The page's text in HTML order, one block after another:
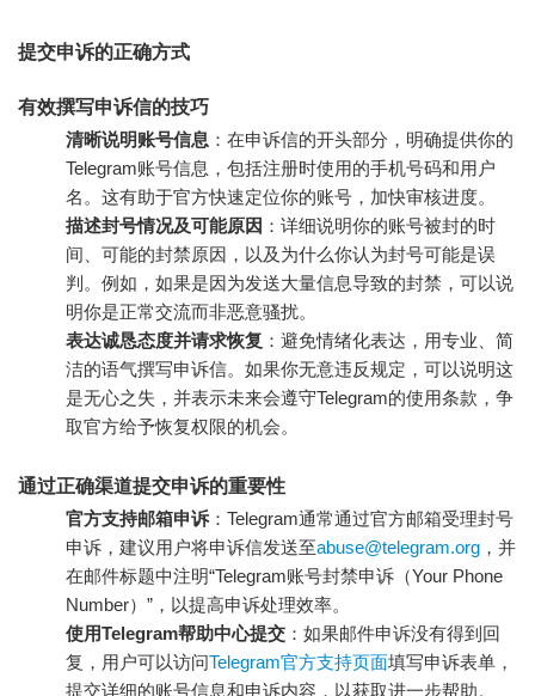
提交申诉的正确方式
有效撰写申诉信的技巧
清晰说明账号信息 ：在申诉信的开头部分，明确提供你的
Telegram账号信息，包括注册时使用的手机号码和用户
名。这有助于官方快速定位你的账号，加快审核进度。
描述封号情况及可能原因 ：详细说明你的账号被封的时
间、可能的封禁原因，以及为什么你认为封号可能是误
判。例如，如果是因为发送大量信息导致的封禁，可以说
明你是正常交流而非恶意骚扰。
表达诚恳态度并请求恢复 ：避免情绪化表达，用专业、简
洁的语气撰写申诉信。如果你无意违反规定，可以说明这
是无心之失，并表示未来会遵守Telegram的使用条款，争
取官方给予恢复权限的机会。
通过正确渠道提交申诉的重要性
官方支持邮箱申诉：Telegram通常通过官方邮箱受理封号
申诉，建议用户将申诉信发送至abuse@telegram.org ，并
在邮件标题中注明“Telegram账号封禁申诉（Your Phone
Number）”，以提高申诉处理效率。
使用Telegram帮助中心提交 ：如果邮件申诉没有得到回
复，用户可以访问Telegram官方支持页面填写申诉表单，
提交详细的账号信息和申诉内容，以获取进一步帮助。